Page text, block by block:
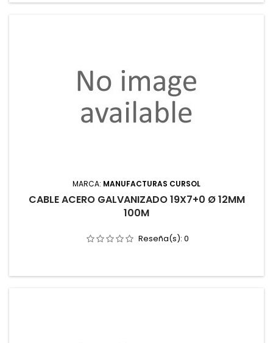
MARCA: MANUFACTURAS CURSOL
CABLE ACERO GALVANIZADO 19X7+0 Ø 12MM
100M
Reseña(s): 0